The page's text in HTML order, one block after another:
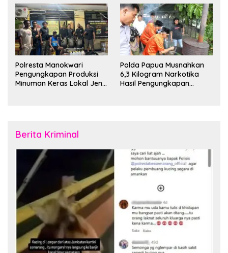
Polresta Manokwari
Pengungkapan Produksi
Minuman Keras Lokal Jenis
Polda Papua Musnahkan
6,3 Kilogram Narkotika
Hasil Pengungkapan
Berita Kriminal